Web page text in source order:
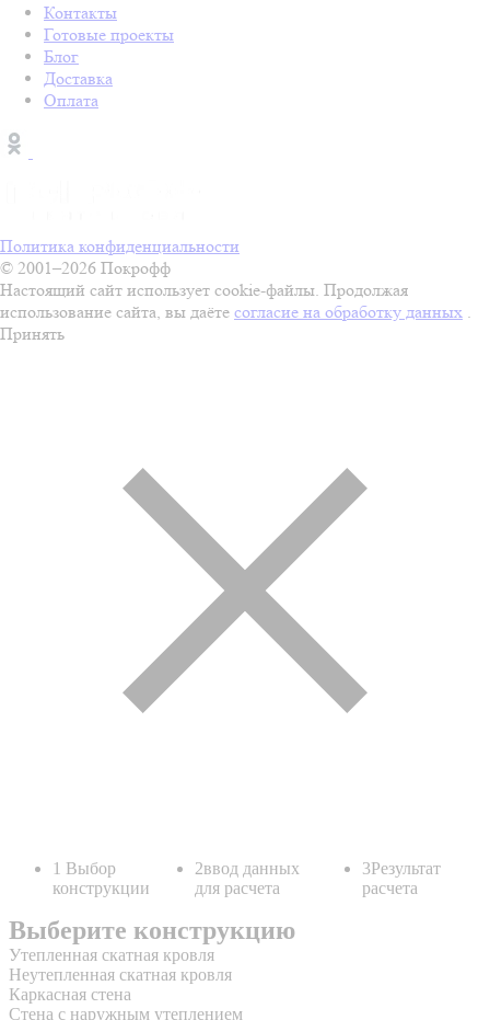
Контакты
Готовые проекты
Блог
Доставка
Оплата
Политика конфиденциальности
© 2001–2026 Покрофф
Настоящий сайт использует cookie-файлы. Продолжая
использование сайта, вы даёте согласие на обработку данных .
Принять